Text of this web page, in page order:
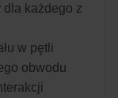
każdego z
w pętli
obwodu